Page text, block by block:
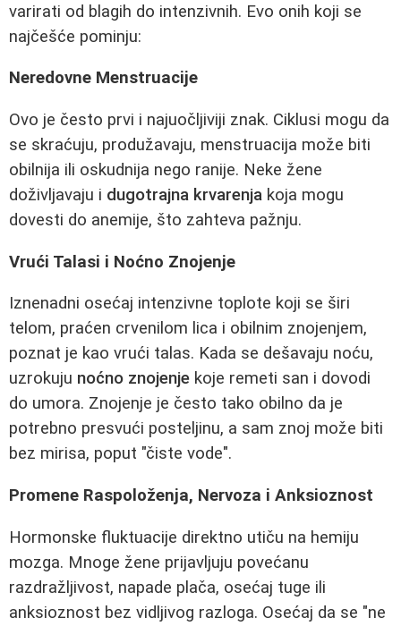
varirati od blagih do intenzivnih. Evo onih koji se
najčešće pominju:
Neredovne Menstruacije
Ovo je često prvi i najuočljiviji znak. Ciklusi mogu da
se skraćuju, produžavaju, menstruacija može biti
obilnija ili oskudnija nego ranije. Neke žene
doživljavaju i dugotrajna krvarenja koja mogu
dovesti do anemije, što zahteva pažnju.
Vrući Talasi i Noćno Znojenje
Iznenadni osećaj intenzivne toplote koji se širi
telom, praćen crvenilom lica i obilnim znojenjem,
poznat je kao vrući talas. Kada se dešavaju noću,
uzrokuju noćno znojenje koje remeti san i dovodi
do umora. Znojenje je često tako obilno da je
potrebno presvući posteljinu, a sam znoj može biti
bez mirisa, poput "čiste vode".
Promene Raspoloženja, Nervoza i Anksioznost
Hormonske fluktuacije direktno utiču na hemiju
mozga. Mnoge žene prijavljuju povećanu
razdražljivost, napade plača, osećaj tuge ili
anksioznost bez vidljivog razloga. Osećaj da se "ne